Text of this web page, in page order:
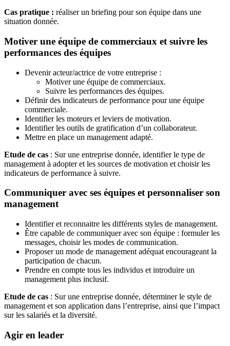
Cas pratique : réaliser un briefing pour son équipe dans une
situation donnée.
Motiver une équipe de commerciaux et suivre les
performances des équipes
Devenir acteur/actrice de votre entreprise :
Motiver une équipe de commerciaux.
Suivre les performances des équipes.
Définir des indicateurs de performance pour une équipe
commerciale.
Identifier les moteurs et leviers de motivation.
Identifier les outils de gratification d’un collaborateur.
Mettre en place un management adapté.
Etude de cas : Sur une entreprise donnée, identifier le type de
management à adopter et les sources de motivation et choisir les
indicateurs de performance à suivre.
Communiquer avec ses équipes et personnaliser son
management
Identifier et reconnaitre les différents styles de management.
Être capable de communiquer avec son équipe : formuler les
messages, choisir les modes de communication.
Proposer un mode de management adéquat encourageant la
participation de chacun.
Prendre en compte tous les individus et introduire un
management plus inclusif.
Etude de cas : Sur une entreprise donnée, déterminer le style de
management et son application dans l’entreprise, ainsi que l’impact
sur les salariés et la diversité.
Agir en leader